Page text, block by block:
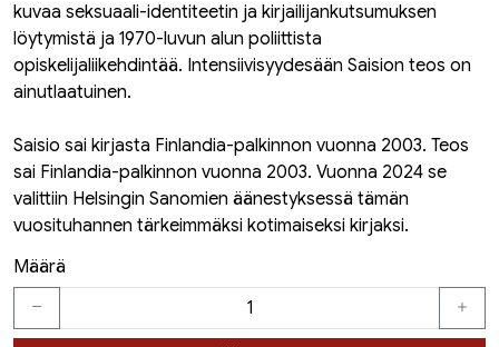
kuvaa seksuaali-identiteetin ja kirjailijankutsumuksen
löytymistä ja 1970-luvun alun poliittista
opiskelijaliikehdintää. Intensiivisyydesään Saision teos on
ainutlaatuinen.
Saisio sai kirjasta Finlandia-palkinnon vuonna 2003. Teos
sai Finlandia-palkinnon vuonna 2003. Vuonna 2024 se
valittiin Helsingin Sanomien äänestyksessä tämän
vuosituhannen tärkeimmäksi kotimaiseksi kirjaksi.
Määrä